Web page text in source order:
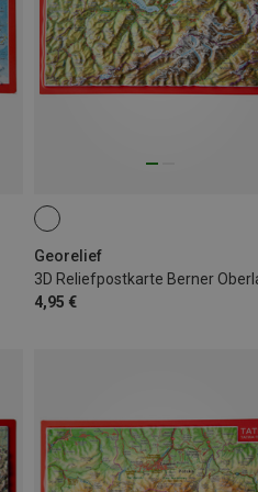
Georelief
3D Reliefpostkarte Berner
4,95 €